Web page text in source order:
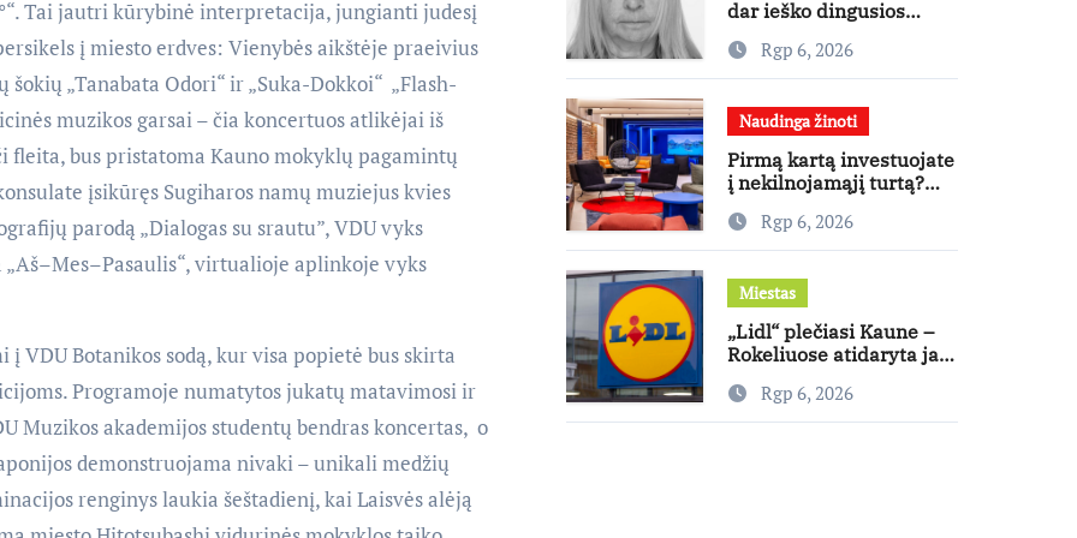
Tai jautri kūrybinė interpretacija, jungianti judesį
į miesto erdves: Vienybės aikštėje praeivius
„Tanabata Odori“ ir „Suka-Dokkoi“ „Flash-
muzikos garsai – čia koncertuos atlikėjai iš
fleita, bus pristatoma Kauno mokyklų pagamintų
įsikūręs Sugiharos namų muziejus kvies
parodą „Dialogas su srautu”, VDU vyks
virtualioje aplinkoje vyks
VDU Botanikos sodą, kur visa popietė bus skirta
Programoje numatytos jukatų matavimosi ir
Muzikos akademijos studentų bendras koncertas, o
demonstruojama nivaki – unikali medžių
renginys laukia šeštadienį, kai Laisvės alėją
dar ieško dingusios
Rgp 6, 2026
Naudinga žinoti
Pirmą kartą investuojate
į nekilnojamąjį turtą?
pasirinkti būstą, kuris
generuos grąžą
Rgp 6, 2026
Miestas
„Lidl“ plečiasi Kaune –
Rokeliuose atidaryta jau
miesteRgp 6, 2026